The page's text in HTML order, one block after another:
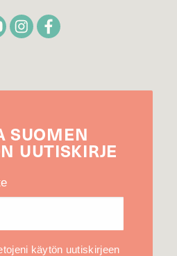
SUOMEN
UUTIS­KIRJE
käytön uutiskirjeen